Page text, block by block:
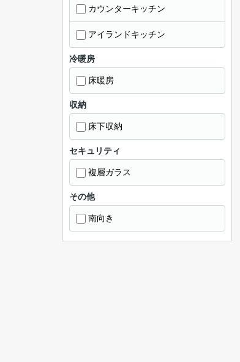
カウンターキッチン
アイランドキッチン
冷暖房
床暖房
収納
床下収納
セキュリティ
複層ガラス
その他
南向き